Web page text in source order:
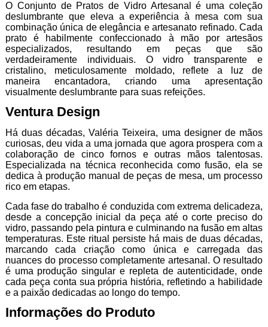
O Conjunto de Pratos de Vidro Artesanal é uma coleção
deslumbrante que eleva a experiência à mesa com sua
combinação única de elegância e artesanato refinado. Cada
prato é habilmente confeccionado à mão por artesãos
especializados, resultando em peças que são
verdadeiramente individuais. O vidro transparente e
cristalino, meticulosamente moldado, reflete a luz de
maneira encantadora, criando uma apresentação
visualmente deslumbrante para suas refeições.
Ventura Design
Há duas décadas, Valéria Teixeira, uma designer de mãos
curiosas, deu vida a uma jornada que agora prospera com a
colaboração de cinco fornos e outras mãos talentosas.
Especializada na técnica reconhecida como fusão, ela se
dedica à produção manual de peças de mesa, um processo
rico em etapas.
Cada fase do trabalho é conduzida com extrema delicadeza,
desde a concepção inicial da peça até o corte preciso do
vidro, passando pela pintura e culminando na fusão em altas
temperaturas. Este ritual persiste há mais de duas décadas,
marcando cada criação como única e carregada das
nuances do processo completamente artesanal. O resultado
é uma produção singular e repleta de autenticidade, onde
cada peça conta sua própria história, refletindo a habilidade
e a paixão dedicadas ao longo do tempo.
Informações do Produto